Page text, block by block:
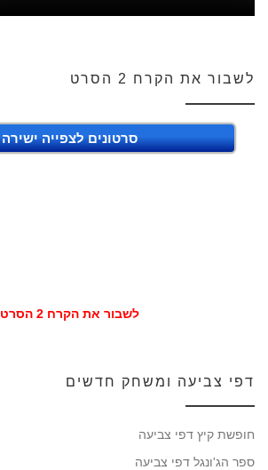
לשבור את הקרח 2 הסרט
סרטונים לצפייה ישירה
לשבור את הקרח 2 הסרט
דפי צביעה ומשחק חדשים
חופשת קיץ דפי צביעה
ספר הג'ונגל דפי צביעה